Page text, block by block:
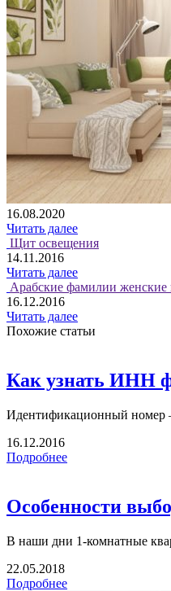
16.08.2020
Читать далее
Щит освещения
14.11.2016
Читать далее
Арабские фамилии
16.12.2016
Читать далее
Похожие статьи
Как узнать ИНН
Идентификационный номер
16.12.2016
Подробнее
Особенности
В наши дни 1-комнатные
22.05.2018
Подробнее